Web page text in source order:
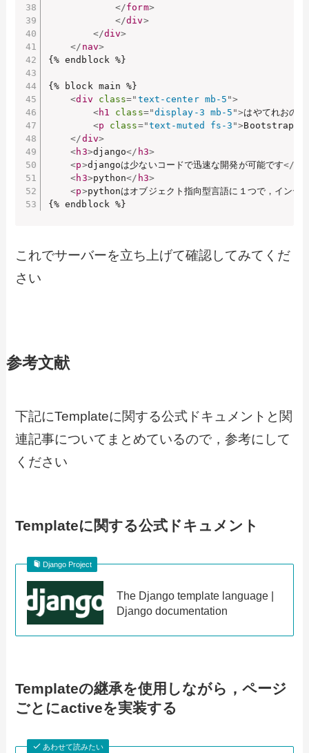
</form>
</div>
</div>
</ nav>
{% endblock %}
{% block main %}
<div class=" text-center mb-5 ">
<h1 class="display-3 mb-5 ">はやてれおの
<p class="text-muted fs-3 ">Bootstrapで見
</div>
<h3>django</ h3>
<p>djangoは少ないコードで迅速な開発が可能です</
<h3>python</ h3>
<p>pythonはオブジェクト指向型言語に１つで，イン
{% endblock %}
これでサーバーを立ち上げて確認してみてくだ
さい
参考文献
下記にTemplateに関する公式ドキュメントと関
連記事についてまとめているので，参考にして
ください
Templateに関する公式ドキュメント
Django Project
The Django template language |
Django documentation
Templateの継承を使用しながら，ページ
ごとにactiveを実装する
あわせて読みたい